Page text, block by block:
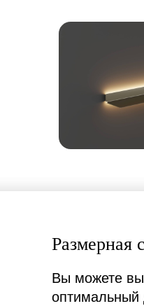
Размерная
Вы можете
оптимальный